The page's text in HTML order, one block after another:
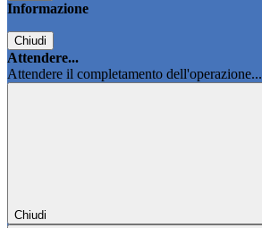
Informazione
Chiudi
Attendere...
Attendere il completamento dell'operazione...
Chiudi